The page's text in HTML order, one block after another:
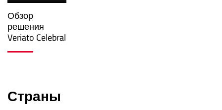
Обзор
решения
Veriato Celebral
Страны